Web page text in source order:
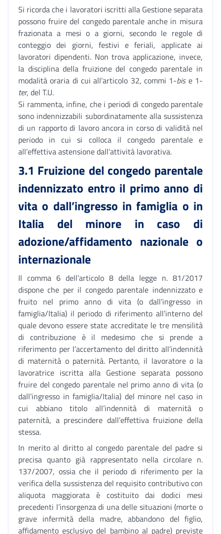
Si ricorda che i lavoratori iscritti alla Gestione separata
possono fruire del congedo parentale anche in misura
frazionata a mesi o a giorni, secondo le regole di
conteggio dei giorni, festivi e feriali, applicate ai
lavoratori dipendenti. Non trova applicazione, invece,
la disciplina della fruizione del congedo parentale in
modalità oraria di cui all’articolo 32, commi 1-bise 1-
ter, del T.U.
Si rammenta, infine, che i periodi di congedo parentale
sono indennizzabili subordinatamente alla sussistenza
di un rapporto di lavoro ancora in corso di validità nel
periodo in cui si colloca il congedo parentale e
all’effettiva astensione dall’attività lavorativa.
3.1 Fruizione del congedo parentale
indennizzato entro il primo anno di
vita o dall’ingresso in famiglia o in
Italia del minore in caso di
adozione/affidamento nazionale o
internazionale
Il comma 6 dell’articolo 8 della legge n. 81/2017
dispone che per il congedo parentale indennizzato e
fruito nel primo anno di vita (o dall’ingresso in
famiglia/Italia) il periodo di riferimento all’interno del
quale devono essere state accreditate le tre mensilità
di contribuzione è il medesimo che si prende a
riferimento per l’accertamento del diritto all’indennità
di maternità o paternità. Pertanto, il lavoratore o la
lavoratrice iscritta alla Gestione separata possono
fruire del congedo parentale nel primo anno di vita (o
dall’ingresso in famiglia/Italia) del minore nel caso in
cui abbiano titolo all’indennità di maternità o
paternità, a prescindere dall’effettiva fruizione della
stessa.
In merito al diritto al congedo parentale del padre si
precisa quanto già rappresentato nella circolare n.
137/2007, ossia che il periodo di riferimento per la
verifica della sussistenza del requisito contributivo con
aliquota maggiorata è costituito dai dodici mesi
precedenti l’insorgenza di una delle situazioni (morte o
grave infermità della madre, abbandono del figlio,
affidamento esclusivo del bambino al padre) previste